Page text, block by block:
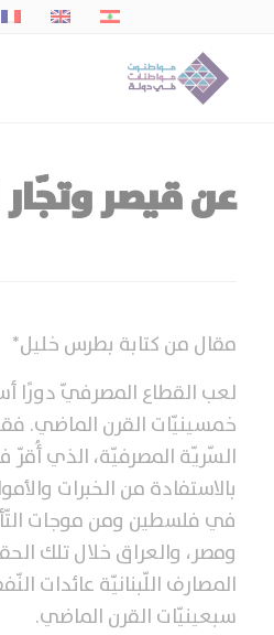
عن قيصر
مقال من كتابة بطرس خليل*
لعب القطاع المصرفيّ دورًا
خمسينيّات القرن الماضي.
بالاستفادة من الخبرات
في فلسطين ومن موجات
ومصر، والعراق خلال تلك
المصارف اللّبنانيّة عائدات
سبعينيّات القرن الماضي.